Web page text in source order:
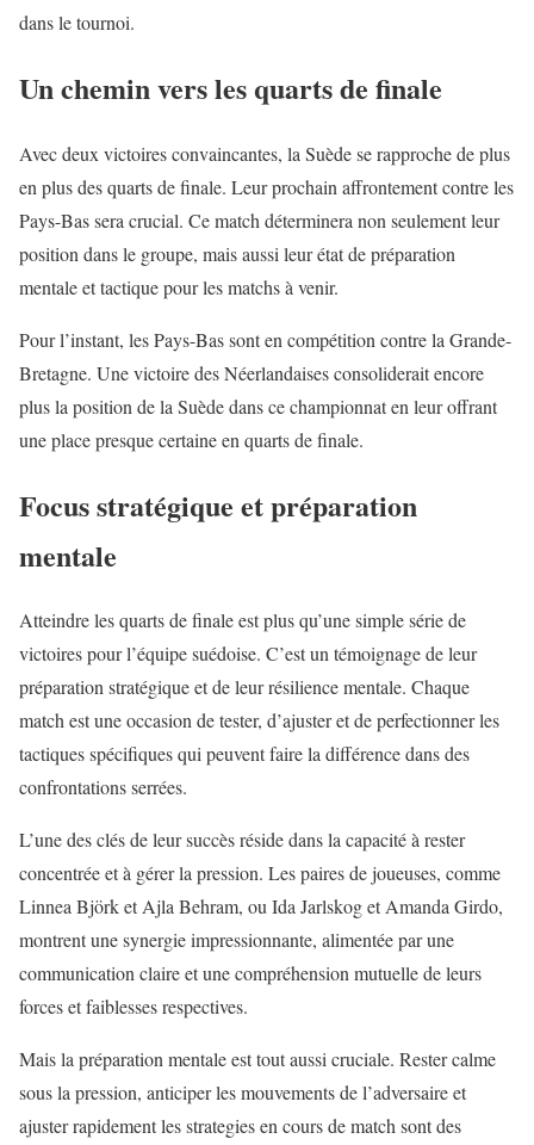
dans le tournoi.
Un chemin vers les quarts de finale
Avec deux victoires convaincantes, la Suède se rapproche de plus
en plus des quarts de finale. Leur prochain affrontement contre les
Pays-Bas sera crucial. Ce match déterminera non seulement leur
position dans le groupe, mais aussi leur état de préparation
mentale et tactique pour les matchs à venir.
Pour l’instant, les Pays-Bas sont en compétition contre la Grande-
Bretagne. Une victoire des Néerlandaises consoliderait encore
plus la position de la Suède dans ce championnat en leur offrant
une place presque certaine en quarts de finale.
Focus stratégique et préparation
mentale
Atteindre les quarts de finale est plus qu’une simple série de
victoires pour l’équipe suédoise. C’est un témoignage de leur
préparation stratégique et de leur résilience mentale. Chaque
match est une occasion de tester, d’ajuster et de perfectionner les
tactiques spécifiques qui peuvent faire la différence dans des
confrontations serrées.
L’une des clés de leur succès réside dans la capacité à rester
concentrée et à gérer la pression. Les paires de joueuses, comme
Linnea Björk et Ajla Behram, ou Ida Jarlskog et Amanda Girdo,
montrent une synergie impressionnante, alimentée par une
communication claire et une compréhension mutuelle de leurs
forces et faiblesses respectives.
Mais la préparation mentale est tout aussi cruciale. Rester calme
sous la pression, anticiper les mouvements de l’adversaire et
ajuster rapidement les strategies en cours de match sont des